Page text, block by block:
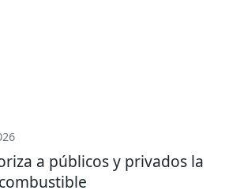
a públicos y privados la